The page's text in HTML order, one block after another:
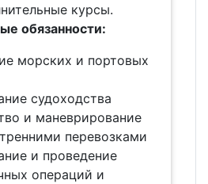
курсы.
обязанности:
морских и портовых
судоходства
и маневрирование
перевозками
и проведение
операций и